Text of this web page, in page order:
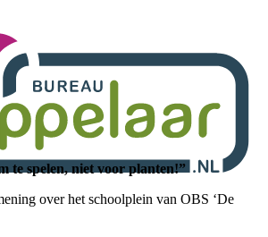
te spelen, niet voor planten!”
over het schoolplein van OBS ‘De